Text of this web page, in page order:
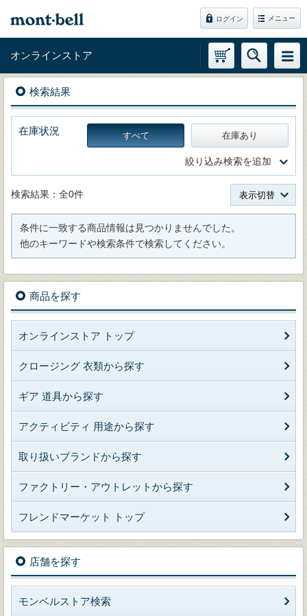
ログイン メニュー
オンラインストア
検索結果
在庫状況 すべて 在庫あり
絞り込み検索を追加
検索結果：全0件 表示切替
条件に一致する商品情報は見つかりませんでした。
他のキーワードや検索条件で検索してください。
商品を探す
オンラインストア トップ
クロージング 衣類から探す
ギア 道具から探す
アクティビティ 用途から探す
取り扱いブランドから探す
ファクトリー・アウトレットから探す
フレンドマーケット トップ
店舗を探す
モンベルストア検索